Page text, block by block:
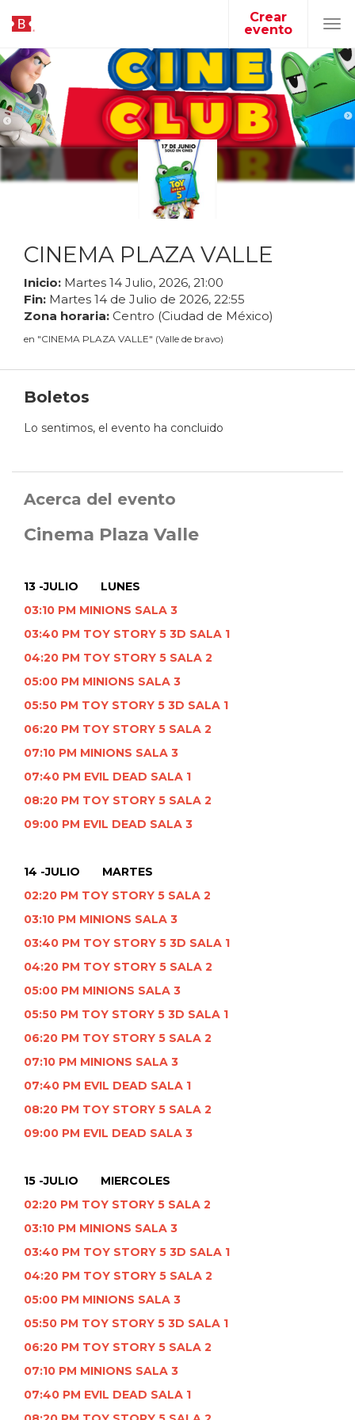
Crear
evento
CINEMA PLAZA VALLE
Inicio: Martes 14 Julio, 2026, 21:00
Fin: Martes 14 de Julio de 2026, 22:55
Zona horaria: Centro (Ciudad de México)
en "CINEMA PLAZA VALLE" (Valle de bravo)
Boletos
Lo sentimos, el evento ha concluido
Acerca del evento
Cinema Plaza Valle
13 -JULIO LUNES
03:10 PM MINIONS SALA 3
03:40 PM TOY STORY 5 3D SALA 1
04:20 PM TOY STORY 5 SALA 2
05:00 PM MINIONS SALA 3
05:50 PM TOY STORY 5 3D SALA 1
06:20 PM TOY STORY 5 SALA 2
07:10 PM MINIONS SALA 3
07:40 PM EVIL DEAD SALA 1
08:20 PM TOY STORY 5 SALA 2
09:00 PM EVIL DEAD SALA 3
14 -JULIO MARTES
02:20 PM TOY STORY 5 SALA 2
03:10 PM MINIONS SALA 3
03:40 PM TOY STORY 5 3D SALA 1
04:20 PM TOY STORY 5 SALA 2
05:00 PM MINIONS SALA 3
05:50 PM TOY STORY 5 3D SALA 1
06:20 PM TOY STORY 5 SALA 2
07:10 PM MINIONS SALA 3
07:40 PM EVIL DEAD SALA 1
08:20 PM TOY STORY 5 SALA 2
09:00 PM EVIL DEAD SALA 3
15 -JULIO MIERCOLES
02:20 PM TOY STORY 5 SALA 2
03:10 PM MINIONS SALA 3
03:40 PM TOY STORY 5 3D SALA 1
04:20 PM TOY STORY 5 SALA 2
05:00 PM MINIONS SALA 3
05:50 PM TOY STORY 5 3D SALA 1
06:20 PM TOY STORY 5 SALA 2
07:10 PM MINIONS SALA 3
07:40 PM EVIL DEAD SALA 1